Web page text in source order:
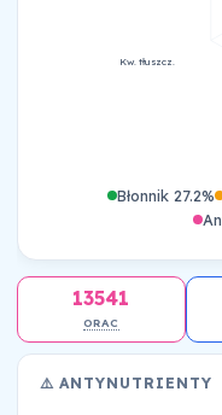
Kw. tłuszcz.
Błonnik 27.2%
13541
ORAC
⚠️ ANTYNUTRIENTY